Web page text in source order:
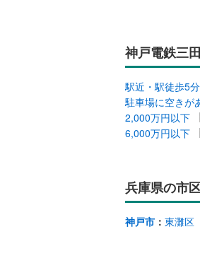
神戸電鉄三
駅近・駅徒歩5
駐車場に空きが
2,000万円以下
6,000万円以下
兵庫県の市
神戸市 ： 東灘区